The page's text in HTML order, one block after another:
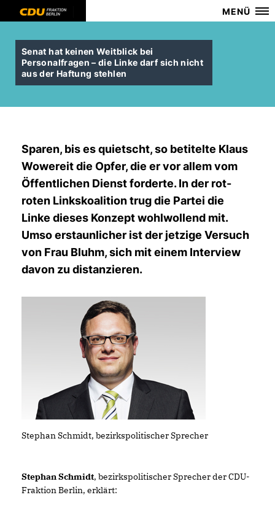
MENÜ
Senat hat keinen Weitblick bei
Personalfragen – die Linke darf sich nicht
aus der Haftung stehlen
Sparen, bis es quietscht, so betitelte Klaus
Wowereit die Opfer, die er vor allem vom
Öffentlichen Dienst forderte. In der rot-
roten Linkskoalition trug die Partei die
Linke dieses Konzept wohlwollend mit.
Umso erstaunlicher ist der jetzige Versuch
von Frau Bluhm, sich mit einem Interview
davon zu distanzieren.
Stephan Schmidt, bezirkspolitischer Sprecher
Stephan Schmidt, bezirkspolitischer Sprecher der CDU-
Fraktion Berlin, erklärt: